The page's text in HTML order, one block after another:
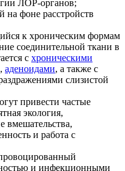
ЛОР-органов;
на фоне расстройств
к хроническим формам
соединительной ткани в
с хроническими
аденоидами, а также с
слизистой
привести частые
экология,
вмешательства,
и работа с
и инфекционными